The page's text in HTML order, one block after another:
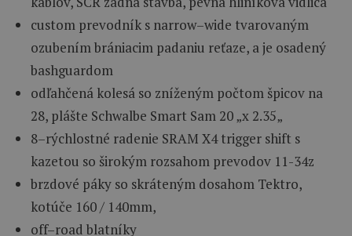
custom prevodník s narrow–wide tvarovaným
ozubenímbrániacim padaniu reťaze, aje osadený
bashguardom
odľahčená kolesá so zníženým počtom špicov na
28, plášte Schwalbe Smart Sam 20„x 2.35„
8–rýchlostné radenie SRAM X4 trigger shift s
kazetou so širokým rozsahom prevodov 11-34z
brzdové páky so skráteným dosahom Tektro,
kotúče 160/ 140mm,
off–road blatníky